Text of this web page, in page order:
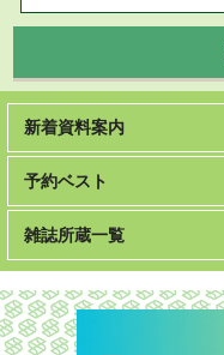
新着資料案内
予約ベスト
雑誌所蔵一覧